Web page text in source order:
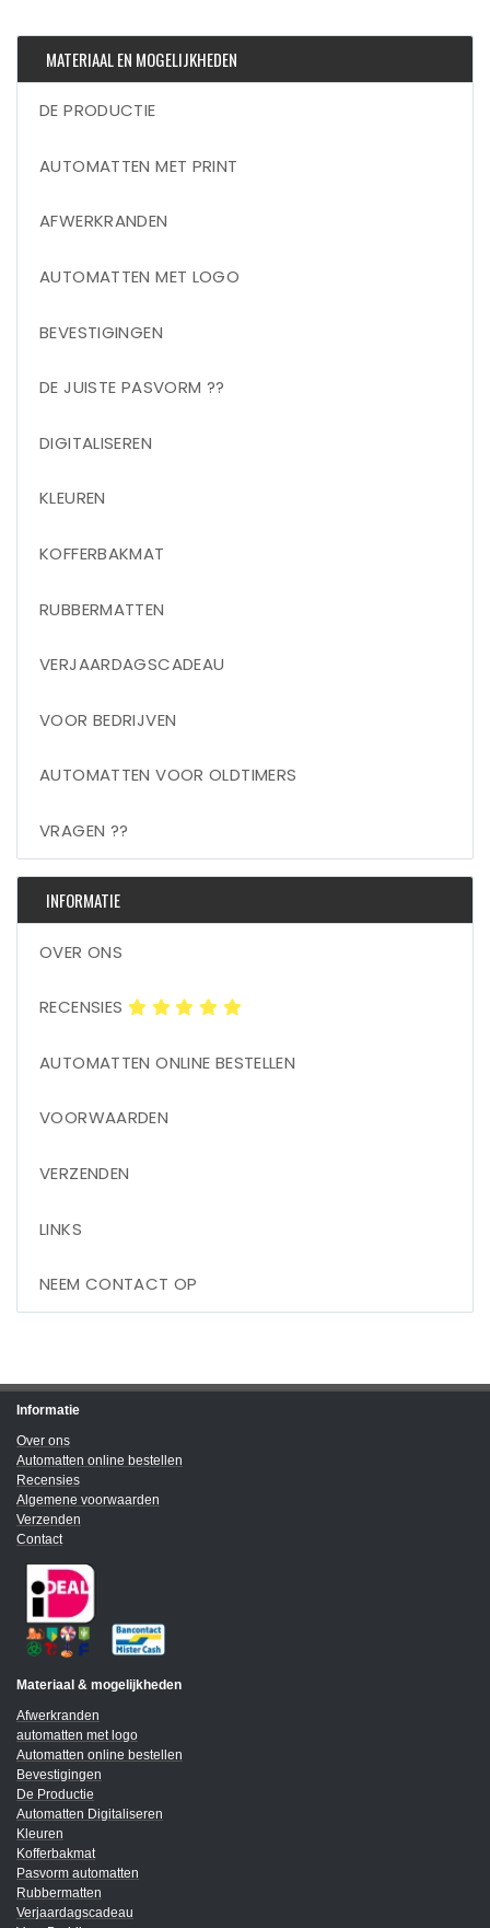
MATERIAAL EN MOGELIJKHEDEN
DE PRODUCTIE
AUTOMATTEN MET PRINT
AFWERKRANDEN
AUTOMATTEN MET LOGO
BEVESTIGINGEN
DE JUISTE PASVORM ??
DIGITALISEREN
KLEUREN
KOFFERBAKMAT
RUBBERMATTEN
VERJAARDAGSCADEAU
VOOR BEDRIJVEN
AUTOMATTEN VOOR OLDTIMERS
VRAGEN ??
INFORMATIE
OVER ONS
RECENSIES
AUTOMATTEN ONLINE BESTELLEN
VOORWAARDEN
VERZENDEN
LINKS
NEEM CONTACT OP
Informatie
Over ons
Automatten online bestellen
Recensies
Algemene voorwaarden
Verzenden
Contact
Materiaal & mogelijkheden
Afwerkranden
automatten met logo
Automatten online bestellen
Bevestigingen
De Productie
Automatten Digitaliseren
Kleuren
Kofferbakmat
Pasvorm automatten
Rubbermatten
Verjaardagscadeau